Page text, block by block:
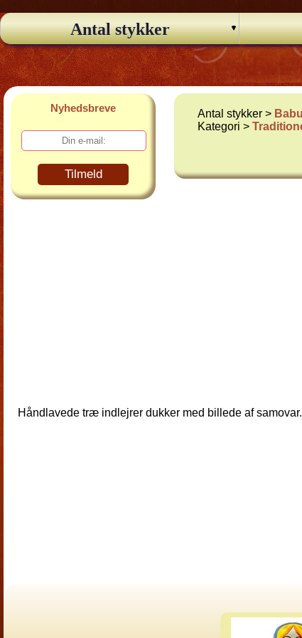
Antal stykker
Nyhedsbreve
Tilmeld
Antal stykker >
Kategori >
Håndlavede træ indlejrer dukker med billede af